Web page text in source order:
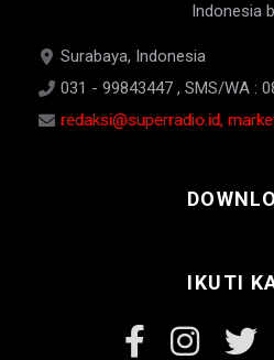
Indonesia
Surabaya, Indonesia
031 - 99843447 , SMS/WA :
redaksi@superradio.id,
IKUTI